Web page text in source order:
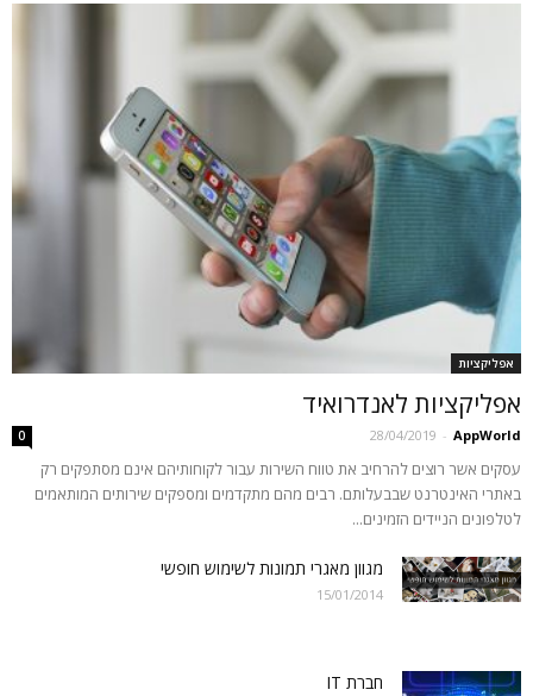
אפליקציות
אפליקציות לאנדרואיד
AppWorld
-
28/04/2019
0
עסקים אשר רוצים להרחיב את טווח השירות עבור לקוחותיהם אינם מסתפקים רק
באתרי האינטרנט שבבעלותם. רבים מהם מתקדמים ומספקים שירותים המותאמים
לטלפונים הניידים הזמינים...
מגוון מאגרי תמונות לשימוש חופשי
15/01/2014
חברת IT